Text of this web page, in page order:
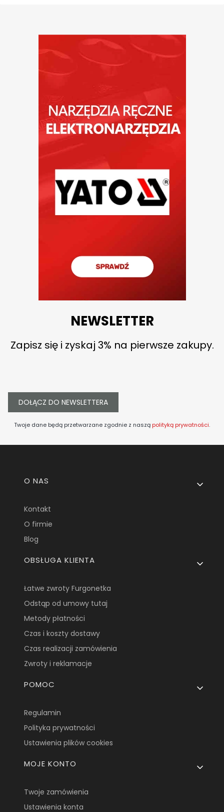
NEWSLETTER
Zapisz się i zyskaj 3% na pierwsze zakupy.
DOŁĄCZ DO NEWSLETTERA
Twoje dane będą przetwarzane zgodnie z naszą polityką prywatności.
Linki w stopce
O NAS
Kontakt
O firmie
Blog
OBSŁUGA KLIENTA
Łatwe zwroty Furgonetka
Odstąp od umowy tutaj
Metody płatności
Czas i koszty dostawy
Czas realizacji zamówienia
Zwroty i reklamacje
POMOC
Regulamin
Polityka prywatności
Ustawienia plików cookies
MOJE KONTO
Twoje zamówienia
Ustawienia konta